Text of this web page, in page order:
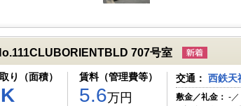
707号室
り（面積） 賃料（管理費等）
5.6万円
交通： 西鉄天
敷金／礼金： -／